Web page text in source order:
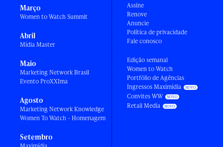
Março
Women to Watch Summit
Abril
Mídia Master
Maio
Marketing Network Brasil
Evento ProXXIma
Agosto
Marketing Network Knowledge
Women To Watch - Homenagem
Setembro
Assine
Renove
Anuncie
Política de privacidade
Fale conosco
Edição semanal
Women to Watch
Portfólio de Agências
Ingressos Maximídia
Convites WW
Retail Media